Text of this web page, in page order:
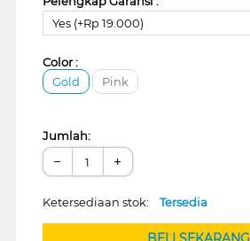
Yes (+Rp 19.000)
Color :
Gold
Pink
Jumlah:
− +
Ketersediaan stok: Tersedia